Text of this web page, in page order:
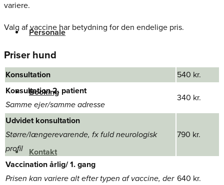
Personale
Booking
Kontakt
variere.
Valg af vaccine har betydning for den endelige pris.
Priser hund
​Konsultation​
​540 kr.
Konsultation 2. patient​
​Samme ejer/samme adresse​
340 kr.
Udvidet konsultation​
Større/længerevarende, fx fuld neurologisk
profil
790 ​kr.
Vaccination årlig/ 1. gang
Prisen kan variere alt efter typen af vaccine, der 640 kr.